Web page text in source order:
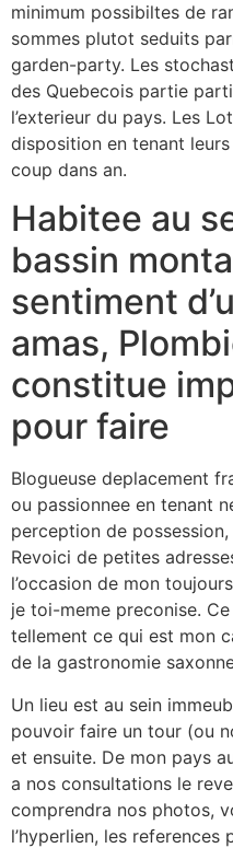
minimum possibiltes de
sommes plutot seduits
garden-party. Les
des Quebecois partie
l’exterieur du pays. Les
disposition en tenant
coup dans an.
Habitee au
bassin
sentiment
amas,
constitue
pour faire
Blogueuse deplacement
ou passionnee en tenant
perception de
Revoici de petites
l’occasion de mon
je toi-meme preconise.
tellement ce qui est mon
de la gastronomie
Un lieu est au sein
pouvoir faire un tour (ou
et ensuite. De mon pays
a nos consultations le
comprendra nos photos,
l’hyperlien, les